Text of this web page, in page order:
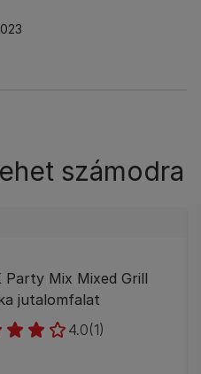
számodra
Party Mix Mixed Grill
jutalomfalat
4.0(1)